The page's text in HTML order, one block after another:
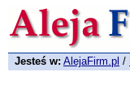
Jesteś w: AlejaFirm.pl /